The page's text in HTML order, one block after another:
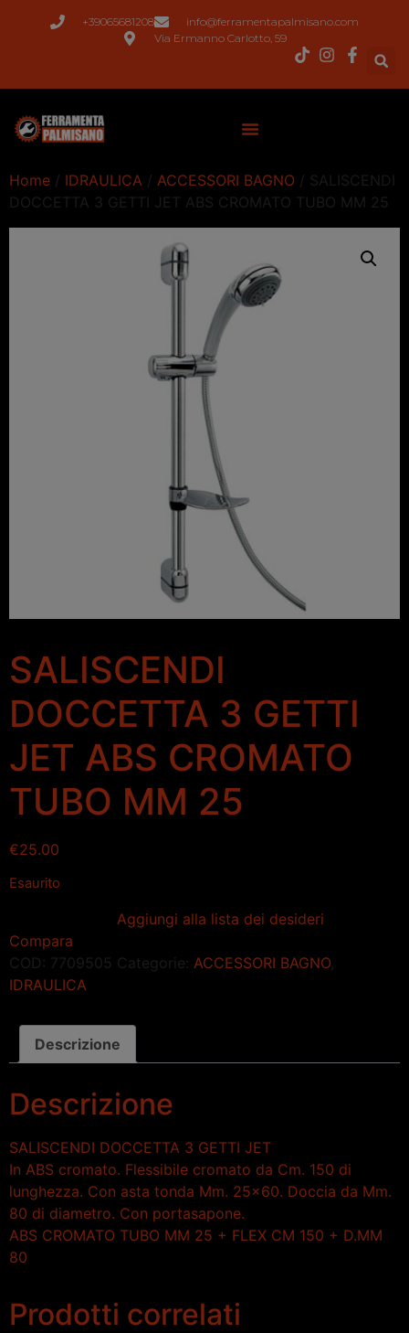
+39065681208
info@ferramentapalmisano.com
Via Ermanno Carlotto, 59
Home / IDRAULICA / ACCESSORI BAGNO / SALISCENDI
DOCCETTA 3 GETTI JET ABS CROMATO TUBO MM 25
SALISCENDI
DOCCETTA 3 GETTI
JET ABS CROMATO
TUBO MM 25
€25.00
Esaurito
Aggiungi alla lista dei desideri
Compara
COD: 7709505 Categorie: ACCESSORI BAGNO
IDRAULICA
Descrizione
Descrizione
SALISCENDI DOCCETTA 3 GETTI JET
In ABS cromato. Flessibile cromato da Cm. 150 di
lunghezza. Con asta tonda Mm. 25×60. Doccia da Mm.
80 di diametro. Con portasapone.
ABS CROMATO TUBO MM 25 + FLEX CM 150 + D.MM
80
Prodotti correlati